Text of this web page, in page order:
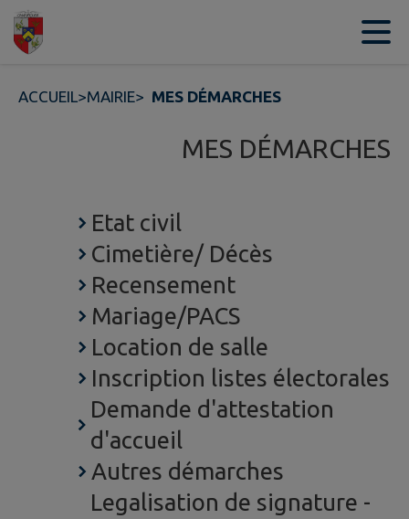
Contenu
ACCUEIL>MAIRIE> MES DÉMARCHES
MES DÉMARCHES
Etat civil
Cimetière/ Décès
Recensement
Mariage/PACS
Location de salle
Inscription listes électorales
Demande d'attestation
d'accueil
Autres démarches
Legalisation de signature -